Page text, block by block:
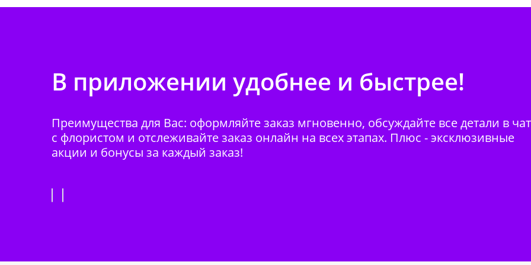
В приложении удобнее и быстрее!
Преимущества для Вас: оформляйте заказ мгновенно, обсуждайте все детали в
с флористом и отслеживайте заказ онлайн на всех этапах. Плюс - эксклюзивные
акции и бонусы за каждый заказ!